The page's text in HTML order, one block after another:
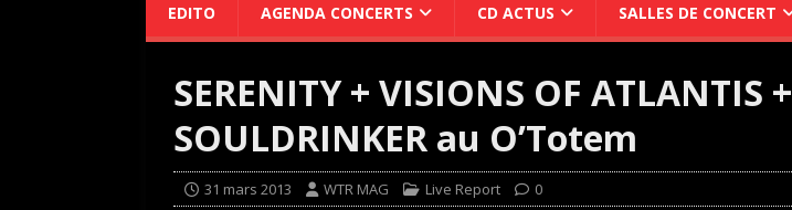
EDITO AGENDA CONCERTS CD ACTUS SALLES DE CONCERT
SERENITY + VISIONS OF ATLANTIS +
SOULDRINKER au O’Totem
31 mars 2013 WTR MAG Live Report 0